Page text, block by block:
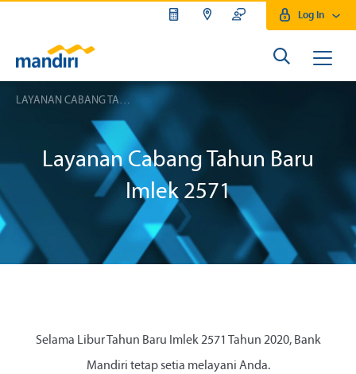
Log In
LAYANAN CABANG TAHUN BARU IMLEK
Layanan Cabang Tahun Baru
Imlek 2571
Selama Libur Tahun Baru Imlek 2571 Tahun 2020, Bank
Mandiri tetap setia melayani Anda.